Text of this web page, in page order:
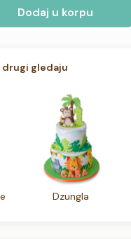
Dodaj u korpu
gledaju
Dzungla